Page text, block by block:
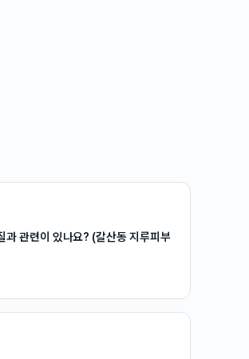
과 관련이 있나요? (갈산동 지루피부